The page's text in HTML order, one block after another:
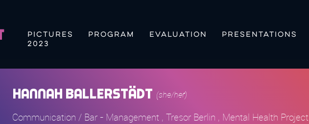
PICTURES
2023
PROGRAM EVALUATION PRESENTATIONS
Hannah Ballerstädt (she/her)
Communication / Bar - Management , Tresor Berlin , Mental Health Project